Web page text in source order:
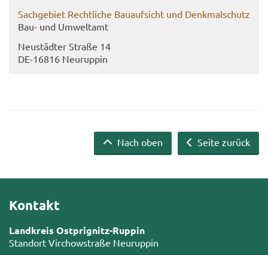
Sach­ge­biet Recht­li­che Bau­auf­sicht und Denk­mal­schutz
Bau- und Um­welt­amt
Neu­städ­ter Stra­ße 14
DE-​16816 Neu­rup­pin
Seite zurück
Nach oben
Kontakt
Landkreis Ostprignitz-Ruppin
Standort Virchowstraße Neuruppin